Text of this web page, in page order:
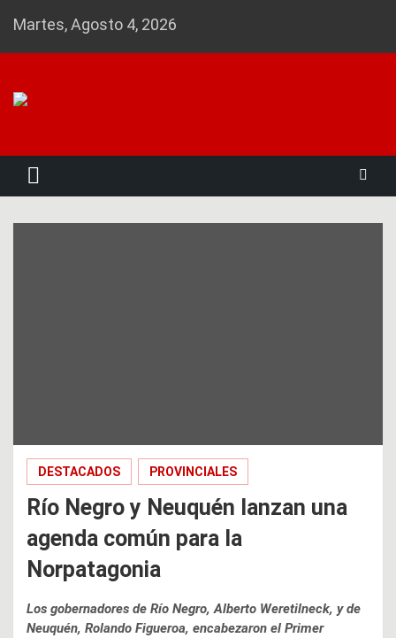
Martes, Agosto 4, 2026
DESTACADOS PROVINCIALES
Río Negro y Neuquén lanzan una
agenda común para la
Norpatagonia
Los gobernadores de Río Negro, Alberto Weretilneck, y de
Neuquén, Rolando Figueroa, encabezaron el Primer